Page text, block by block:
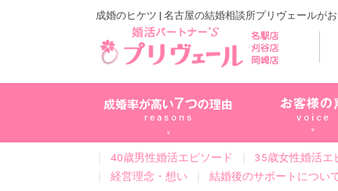
成婚のヒケツ | 名古屋の結婚相談所プリヴェールが
40歳男性婚活エピソード 35歳女性婚活エ
経営理念・想い 結婚後のサポートについ